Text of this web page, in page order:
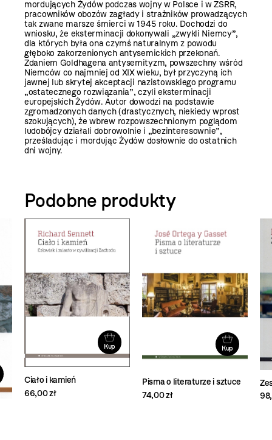
mordujących Żydów podczas wojny w Polsce i w ZSRR,
pracowników obozów zagłady i strażników prowadzących
tak zwane marsze śmierci w 1945 roku. Dochodzi do
wniosku, że eksterminacji dokonywali „zwykli Niemcy”,
dla których była ona czymś naturalnym z powodu
głęboko zakorzenionych antysemickich przekonań.
Zdaniem Goldhagena antysemityzm, powszechny wśród
Niemców co najmniej od XIX wieku, był przyczyną ich
jawnej lub skrytej akceptacji nazistowskiego programu
„ostatecznego rozwiązania”, czyli eksterminacji
europejskich Żydów. Autor dowodzi na podstawie
zgromadzonych danych (drastycznych, niekiedy wprost
szokujących), że wbrew rozpowszechnionym poglądom
ludobójcy działali dobrowolnie i „bezinteresownie”,
prześladując i mordując Żydów dosłownie do ostatnich
dni wojny.
Podobne produkty
Kup
Ciało i kamień
66,00 zł
Kup
Pisma o literaturze i sztuce
74,00 zł